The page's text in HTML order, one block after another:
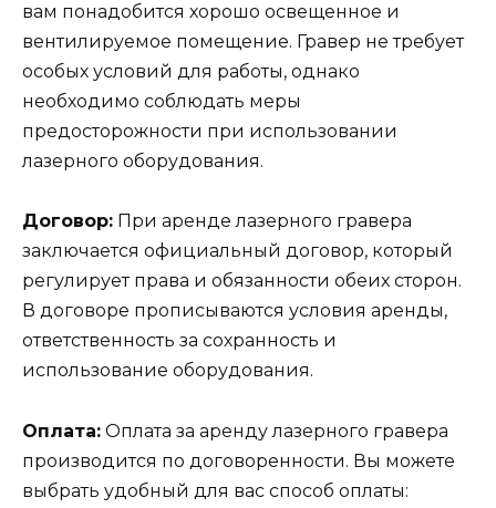
вам понадобится хорошо освещенное и
вентилируемое помещение. Гравер не требует
особых условий для работы, однако
необходимо соблюдать меры
предосторожности при использовании
лазерного оборудования.
Договор: При аренде лазерного гравера
заключается официальный договор, который
регулирует права и обязанности обеих сторон.
В договоре прописываются условия аренды,
ответственность за сохранность и
использование оборудования.
Оплата: Оплата за аренду лазерного гравера
производится по договоренности. Вы можете
выбрать удобный для вас способ оплаты: